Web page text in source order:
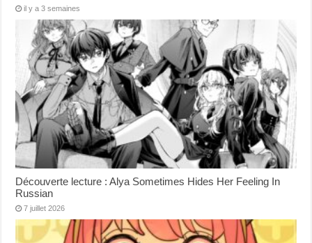
il y a 3 semaines
Découverte lecture : Alya Sometimes Hides Her Feeling In
Russian
7 juillet 2026